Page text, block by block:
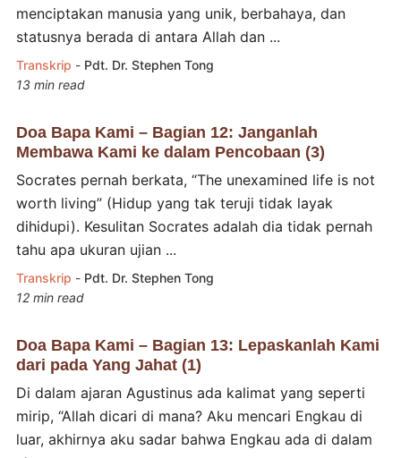
menciptakan manusia yang unik, berbahaya, dan
statusnya berada di antara Allah dan ...
Transkrip - Pdt. Dr. Stephen Tong
13 min read
Doa Bapa Kami – Bagian 12: Janganlah
Membawa Kami ke dalam Pencobaan (3)
Socrates pernah berkata, “The unexamined life is not
worth living” (Hidup yang tak teruji tidak layak
dihidupi). Kesulitan Socrates adalah dia tidak pernah
tahu apa ukuran ujian ...
Transkrip - Pdt. Dr. Stephen Tong
12 min read
Doa Bapa Kami – Bagian 13: Lepaskanlah Kami
dari pada Yang Jahat (1)
Di dalam ajaran Agustinus ada kalimat yang seperti
mirip, “Allah dicari di mana? Aku mencari Engkau di
luar, akhirnya aku sadar bahwa Engkau ada di dalam